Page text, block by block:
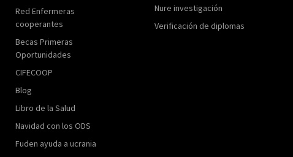
Red Enfermeras
cooperantes
Becas Primeras
Oportunidades
CIFECOOP
Blog
Libro de la Salud
Navidad con los ODS
Fuden ayuda a ucrania
Nure investigación
Verificación de diplomas